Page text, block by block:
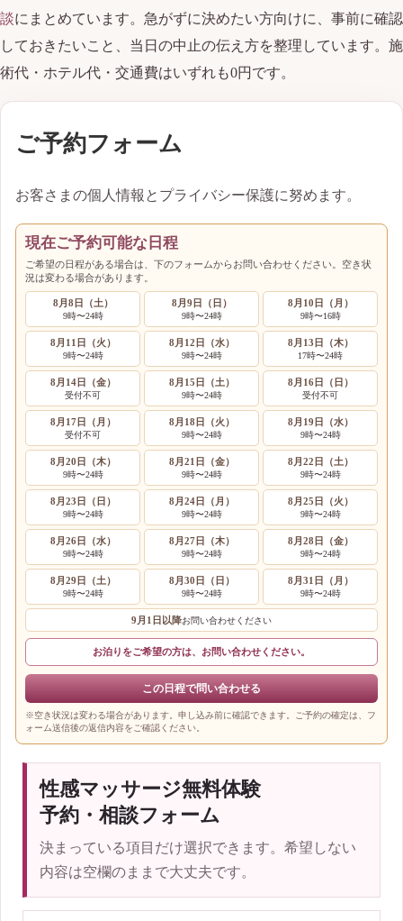
談にまとめています。急がずに決めたい方向けに、事前に確認
しておきたいこと、当日の中止の伝え方を整理しています。施
術代・ホテル代・交通費はいずれも0円です。
ご予約フォーム
お客さまの個人情報とプライバシー保護に努めます。
現在ご予約可能な日程
ご希望の日程がある場合は、下のフォームからお問い合わせください。空き状
況は変わる場合があります。
8月8日（土）
9時〜24時
8月9日（日）
9時〜24時
8月10日（月）
9時〜16時
8月11日（火）
9時〜24時
8月12日（水）
9時〜24時
8月13日（木）
17時〜24時
8月14日（金）
受付不可
8月15日（土）
9時〜24時
8月16日（日）
受付不可
8月17日（月）
受付不可
8月18日（火）
9時〜24時
8月19日（水）
9時〜24時
8月20日（木）
9時〜24時
8月21日（金）
9時〜24時
8月22日（土）
9時〜24時
8月23日（日）
9時〜24時
8月24日（月）
9時〜24時
8月25日（火）
9時〜24時
8月26日（水）
9時〜24時
8月27日（木）
9時〜24時
8月28日（金）
9時〜24時
8月29日（土）
9時〜24時
8月30日（日）
9時〜24時
8月31日（月）
9時〜24時
9月1日以降お問い合わせください
お泊りをご希望の方は、お問い合わせください。
この日程で問い合わせる
※空き状況は変わる場合があります。申し込み前に確認できます。ご予約の確定は、フ
ォーム送信後の返信内容をご確認ください。